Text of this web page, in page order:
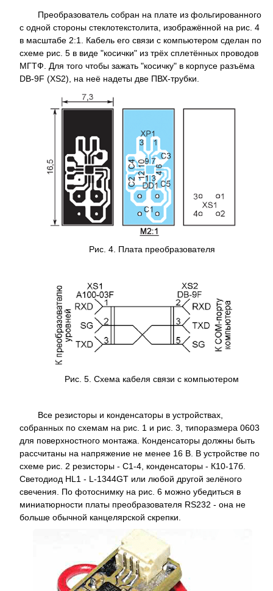
Преобразователь собран на плате из фольгированного
с одной стороны стеклотекстолита, изображённой на рис. 4
в масштабе 2:1. Кабель его связи с компьютером сделан по
схеме рис. 5 в виде "косички" из трёх сплетённых проводов
МГТФ. Для того чтобы зажать "косичку" в корпусе разъёма
DB-9F (XS2), на неё надеты две ПВХ-трубки.
Рис. 4. Плата преобразователя
Рис. 5. Схема кабеля связи с компьютером
Все резисторы и конденсаторы в устройствах,
собранных по схемам на рис. 1 и рис. 3, типоразмера 0603
для поверхностного монтажа. Конденсаторы должны быть
рассчитаны на напряжение не менее 16 В. В устройстве по
схеме рис. 2 резисторы - С1-4, конденсаторы - К10-17б.
Светодиод HL1 - L-1344GT или любой другой зелёного
свечения. По фотоснимку на рис. 6 можно убедиться в
миниатюрности платы преобразователя RS232 - она не
больше обычной канцелярской скрепки.